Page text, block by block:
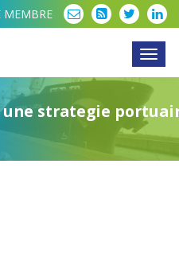
MEMBRE
strategie